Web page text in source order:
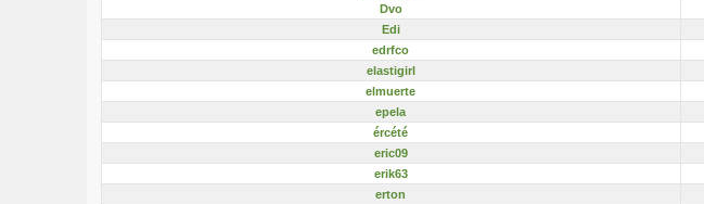
Dvo
Edi
edrfco
elastigirl
elmuerte
epela
ércété
eric09
erik63
erton